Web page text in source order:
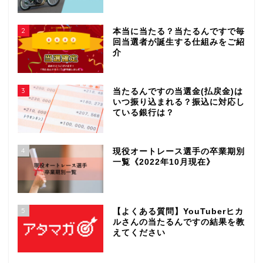
2
本当に当たる？当たるんですで毎
回当選者が誕生する仕組みをご紹
介
3
当たるんですの当選金(払戻金)は
いつ振り込まれる？振込に対応し
ている銀行は？
4
現役オートレース選手の卒業期別
一覧《2022年10月現在》
5
【よくある質問】YouTuberヒカ
ルさんの当たるんですの結果を教
えてください